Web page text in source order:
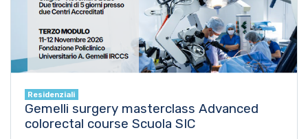
Residenziali
Gemelli surgery masterclass Advanced
colorectal course Scuola SIC